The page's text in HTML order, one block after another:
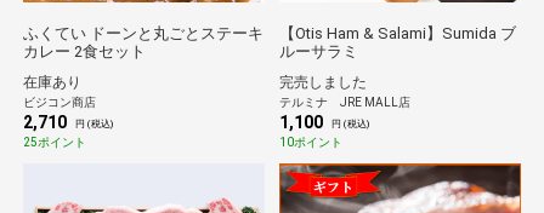
ふくてい ドーンと丸ごとステーキ
カレー 2食セット
在庫あり
ビジコン商店
2,710 円 (税込)
25ポイント
【Otis Ham & Salami】Sumida ブ
ルーサラミ
完売しました
テルミナ JRE MALL店
1,100 円 (税込)
10ポイント